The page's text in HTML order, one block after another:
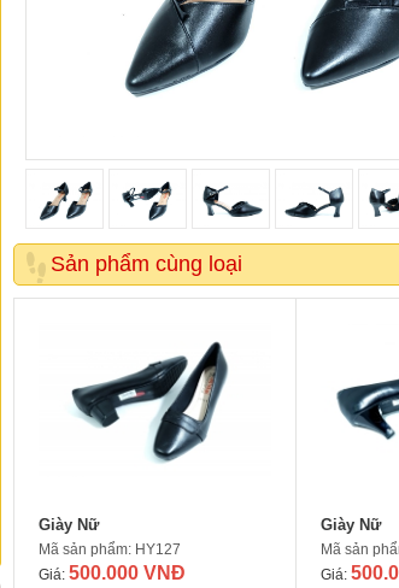
Sản phẩm cùng loại
Giày Nữ
Mã sản phẩm: HY127
Giá: 500.000 VNĐ
Giày Nữ
Mã sản
Giá: